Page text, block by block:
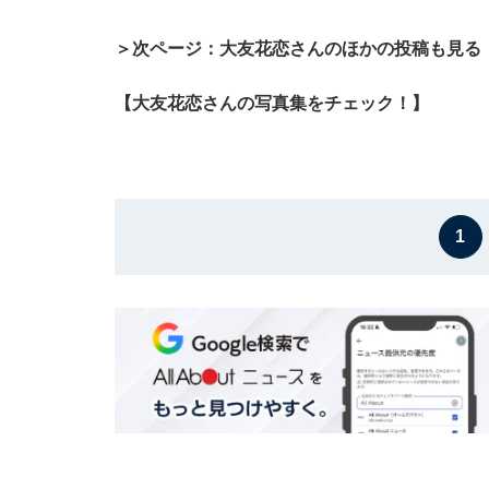
＞次ページ：大友花恋さんのほかの投稿も見る
【大友花恋さんの写真集をチェック！】
1